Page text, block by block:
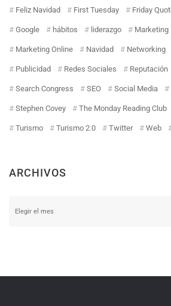
Feliz Navidad First Tuesday Friday
Google hábitos liderazgo Marketing
Marketing Online Navidad Networking
Publicidad Redes Sociales Reputación
Search Congress SEO Social Media
Stephen Covey The Monday Reading Club
Turismo Turismo 2.0 Twitter Web
ARCHIVOS